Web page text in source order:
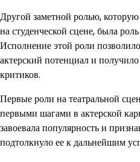
Другой заметной ролью,
на студенческой сцене, была
Исполнение этой роли
актерский потенциал и
критиков.
Первые роли на театральной
первыми шагами в актерской
завоевала популярность и
подтолкнуло ее к дальнейшим